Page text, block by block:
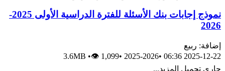
نموذج إجابات بنك الأسئلة للفترة الدراسية الأولى 2025-
2026
إضافة: ربيع
2025-12-22 06:36
•
2025-2026
•
3.6MB •👁 1,099
جاري تحميل المزيد...